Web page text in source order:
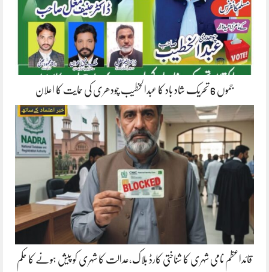
جموں 6 تحریک شاد باد کا عبدالخطیب چودھری کی حمایت کا اعلان
قائداعظم نامی شہری کا شناختی کارڈ بلاک،عدالت کا شہری کو پیش ہونے کا حکم